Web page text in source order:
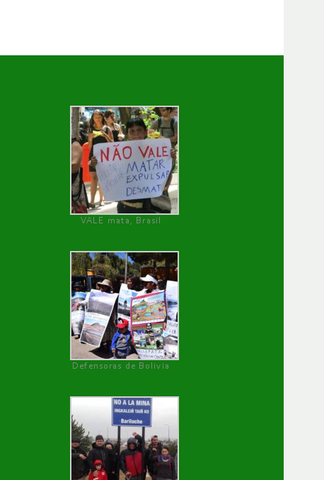
VALE mata, Brasil
Defensoras de Bolivia